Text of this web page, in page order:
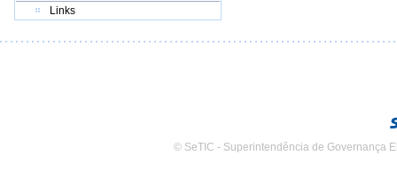
Links
© SeTIC - Superintendência de Governança